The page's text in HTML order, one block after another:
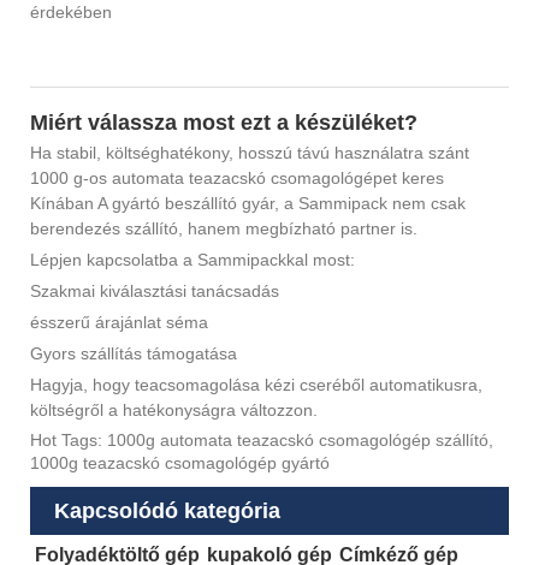
érdekében
Miért válassza most ezt a készüléket?
Ha stabil, költséghatékony, hosszú távú használatra szánt
1000 g-os automata teazacskó csomagológépet keres
Kínában A gyártó beszállító gyár, a Sammipack nem csak
berendezés szállító, hanem megbízható partner is.
Lépjen kapcsolatba a Sammipackkal most:
Szakmai kiválasztási tanácsadás
ésszerű árajánlat séma
Gyors szállítás támogatása
Hagyja, hogy teacsomagolása kézi cseréből automatikusra,
költségről a hatékonyságra változzon.
Hot Tags: 1000g automata teazacskó csomagológép szállító,
1000g teazacskó csomagológép gyártó
Kapcsolódó kategória
Folyadéktöltő gép kupakoló gép Címkéző gép